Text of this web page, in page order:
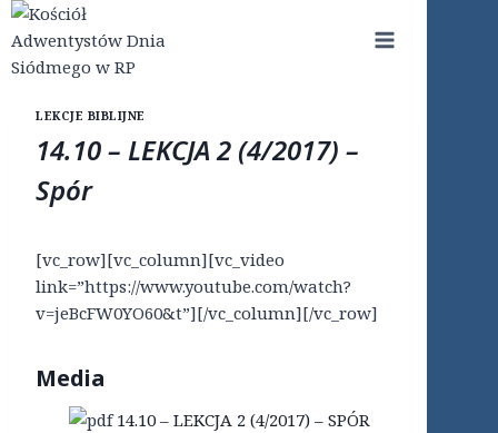
Przejdź
do
treści
LEKCJE BIBLIJNE
14.10 – LEKCJA 2 (4/2017) –
Spór
[vc_row][vc_column][vc_video
link=”https://www.youtube.com/watch?
v=jeBcFW0YO60&t”][/vc_column][/vc_row]
Media
14.10 – LEKCJA 2 (4/2017) – SPÓR